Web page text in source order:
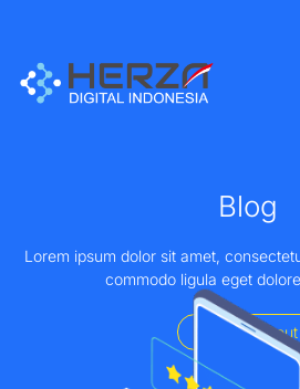
Blog
Lorem ipsum dolor sit amet,
commodo ligula eget
Home - About